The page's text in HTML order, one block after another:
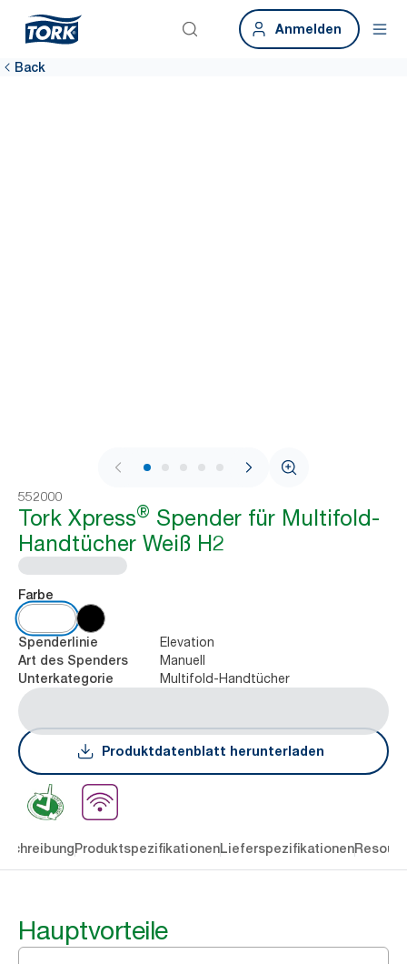
Anmelden
Back
1 / 9
552000
Tork Xpress® Spender für Multifold-
Handtücher Weiß H2
Farbe
Spenderlinie Elevation
Art des Spenders Manuell
Unterkategorie Multifold-Handtücher
Produktdatenblatt herunterladen
ProduktspezifikationenLieferspezifikationen
Hauptvorteile